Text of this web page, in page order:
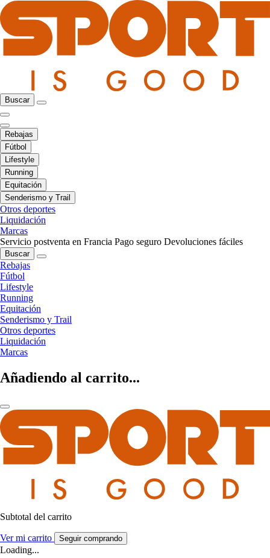
Buscar
Rebajas
Fútbol
Lifestyle
Running
Equitación
Senderismo y Trail
Otros deportes
Liquidación
Marcas
Servicio postventa en Francia Pago seguro Devoluciones fáciles
Buscar
Rebajas
Fútbol
Lifestyle
Running
Equitación
Senderismo y Trail
Otros deportes
Liquidación
Marcas
Añadiendo al carrito...
Subtotal del carrito
Ver mi carrito Seguir comprando
Loading...